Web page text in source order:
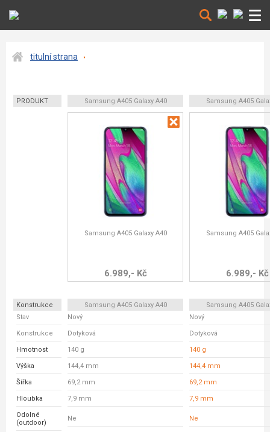
titulní strana
PRODUKT Samsung A405 Galaxy A40 Samsung A405
Samsung A405 Galaxy A40
6.989,- Kč
Samsung A405
6.989,- Kč
Konstrukce Samsung A405 Galaxy A40
Samsung A405
Stav
Nový Nový
Konstrukce Dotyková Dotyková
Hmotnost 140 g 140 g
Výška 144,4 mm 144,4 mm
Šířka 69,2 mm 69,2 mm
Hloubka 7,9 mm 7,9 mm
Odolné
(outdoor)
Ne Ne